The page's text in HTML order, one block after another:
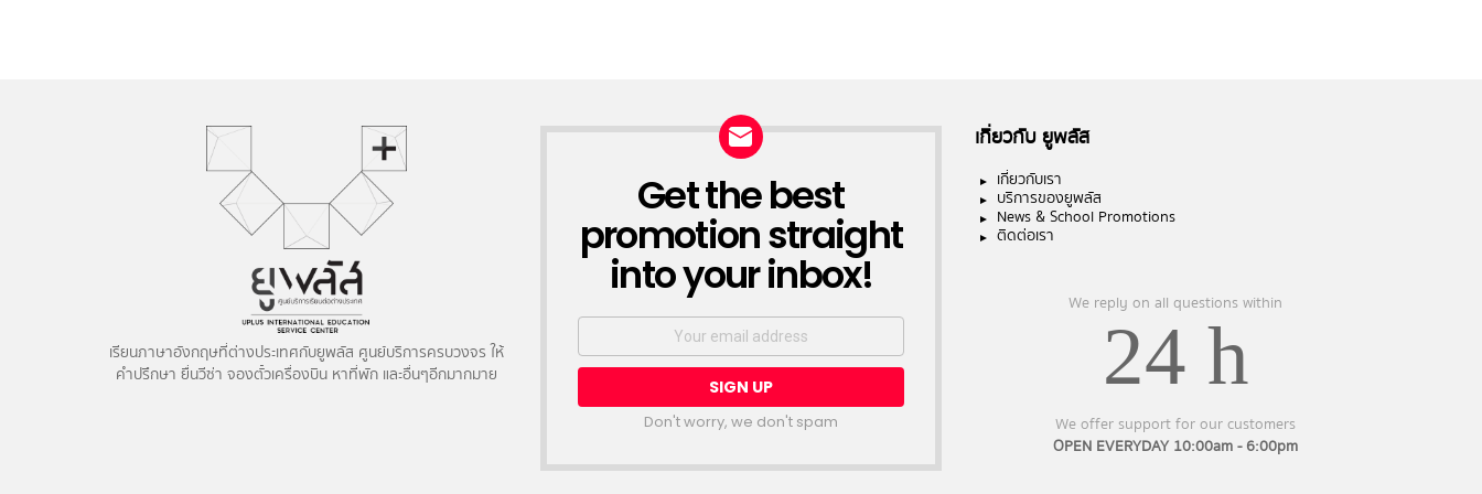
เรียนภาษาอังกฤษที่ต่างประเทศกับยูพลัส ศูนย์บริการครบวงจร ให้
คำปรึกษา ยื่นวีซ่า จองตั๋วเครื่องบิน หาที่พัก และอื่นๆอีกมากมาย
NEWSLETTER
Get the best
promotion straight
into your inbox!
Email
Don't worry, we don't spam
เกี่ยวกับ ยูพลัส
เกี่ยวกับเรา
บริการของยูพลัส
News & School Promotions
ติดต่อเรา
We reply on all questions within
24 h
We offer support for our customers
OPEN EVERYDAY 10:00am - 6:00pm